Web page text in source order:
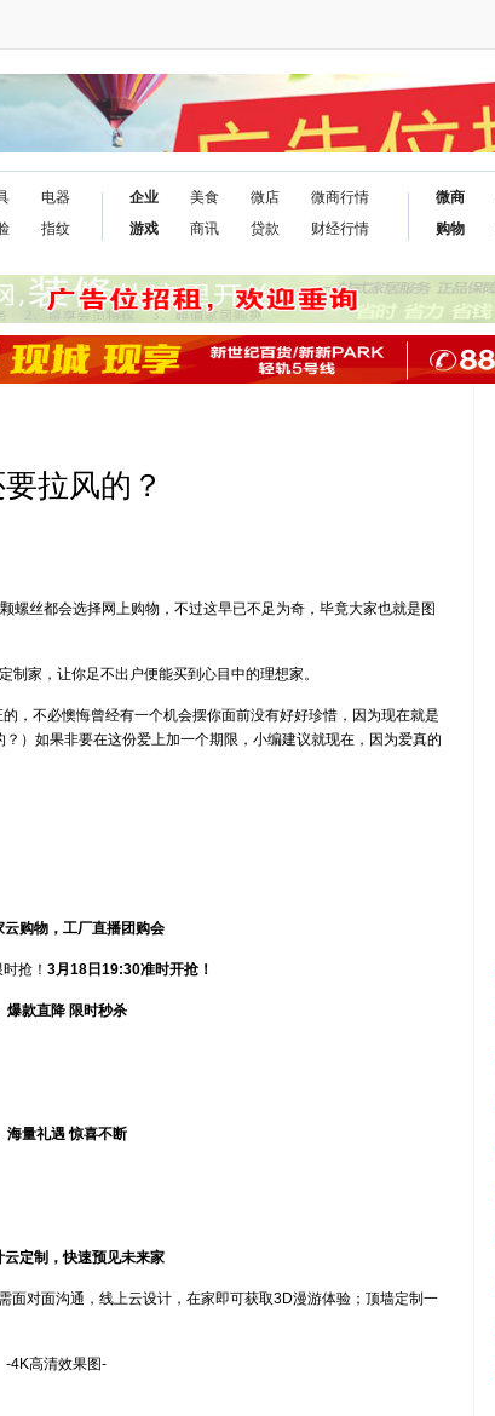
电器
指纹
企业
游戏
美食
商讯
微店
贷款
微商行情
财经行情
微商
购物
拉风的？
丝都会选择网上购物，不过这早已不足为奇，毕竟大家也就是图
家，让你足不出户便能买到心目中的理想家。
不必懊悔曾经有一个机会摆你面前没有好好珍惜，因为现在就是
）如果非要在这份爱上加一个期限，小编建议就现在，因为爱真的
云购物，工厂直播团购会
抢！ 3月18日19:30准时开抢！
爆款直降 限时秒杀
海量礼遇 惊喜不断
云定制，快速预见未来家
对面沟通，线上云设计，在家即可获取3D漫游体验；顶墙定制一
-4K高清效果图-